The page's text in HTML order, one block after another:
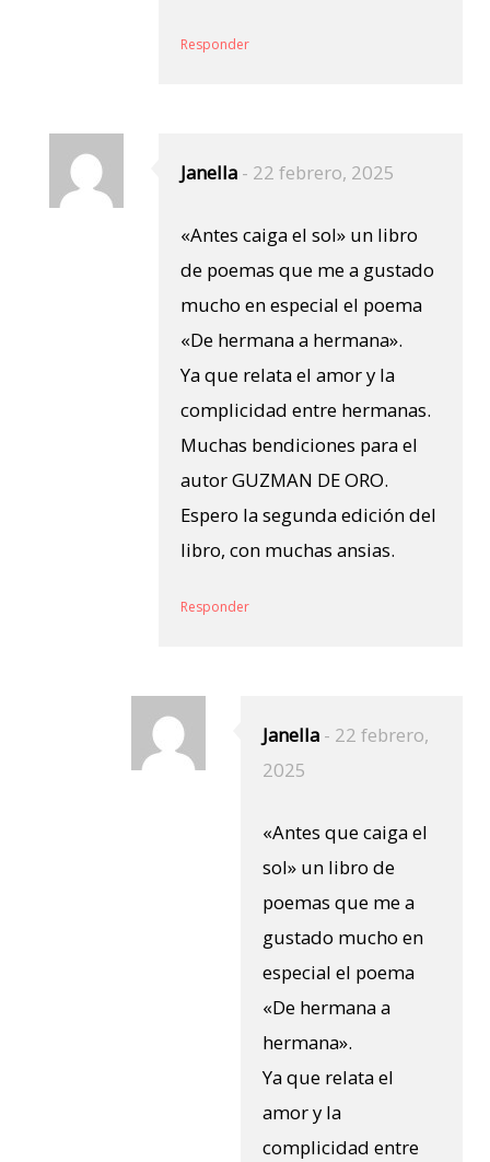
Responder
Janella - 22 febrero, 2025
«Antes caiga el sol» un libro
de poemas que me a gustado
mucho en especial el poema
«De hermana a hermana».
Ya que relata el amor y la
complicidad entre hermanas.
Muchas bendiciones para el
autor GUZMAN DE ORO.
Espero la segunda edición del
libro, con muchas ansias.
Responder
Janella - 22 febrero,
2025
«Antes que caiga el
sol» un libro de
poemas que me a
gustado mucho en
especial el poema
«De hermana a
hermana».
Ya que relata el
amor y la
complicidad entre